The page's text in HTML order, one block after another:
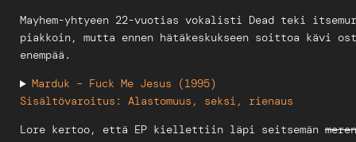
Mayhem-yhtyeen 22-vuotias vokalisti Dead teki
piakkoin, mutta ennen hätäkeskukseen soittoa kävi
enempää.
Marduk – Fuck Me Jesus (1995)
Sisältövaroitus: Alastomuus, seksi, rienaus
Lore kertoo, että EP kiellettiin läpi seitsemän meren